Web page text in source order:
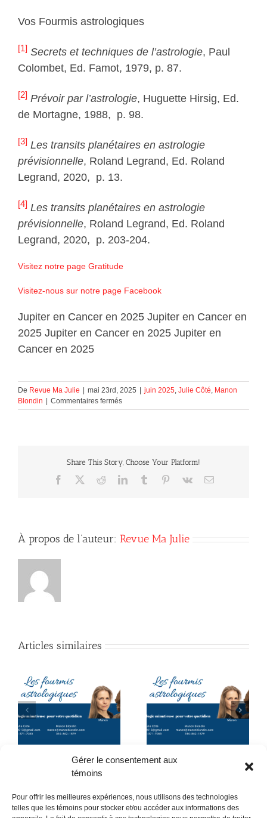
Gérer le consentement aux
témoins
Pour offrir les meilleures expériences, nous utilisons des technologies
telles que les témoins pour stocker et/ou accéder aux informations des
Vos Fourmis astrologiques
[1] Secrets et techniques de l’astrologie, Paul
Colombet, Ed. Famot, 1979, p. 87.
[2] Prévoir par l’astrologie, Huguette Hirsig, Ed.
de Mortagne, 1988, p. 98.
[3] Les transits planétaires en astrologie
prévisionnelle, Roland Legrand, Ed. Roland
Legrand, 2020, p. 13.
[4] Les transits planétaires en astrologie
prévisionnelle, Roland Legrand, Ed. Roland
Legrand, 2020, p. 203-204.
Visitez notre page Gratitude
Visitez-nous sur notre page Facebook
Jupiter en Cancer en 2025 Jupiter en Cancer en
2025 Jupiter en Cancer en 2025 Jupiter en
Cancer en 2025
De Revue Ma Julie | mai 23rd, 2025 | juin 2025 Julie Côté Manon
Blondin | Commentaires ferméssur
Jupiter
Share This Story, Choose Your Platform!
Facebook RedditLinkedInTumblr Pinterest
Vk Courriel
À propos de l’auteur: Revue Ma Julie
Articles similaires
Astro-Stratégies Juillet
Astro-stratégie juin
2026 : pour partir en
vacances l’esprit